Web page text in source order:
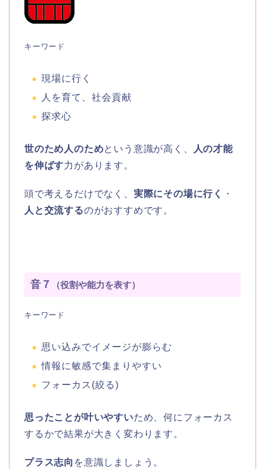
キーワード
現場に行く
人を育て、社会貢献
探求心
世のため人のためという意識が高く、
人の才能
を伸ばす力があります。
頭で考えるだけでなく、 実際にその場に行く
・
人と交流するのがおすすめです。
音７ （役割や能力を表す）
キーワード
思い込みでイメージが膨らむ
情報に敏感で集まりやすい
フォーカス(絞る)
思ったことが叶いやすいため、何にフォーカス
するかで結果が大きく変わります。
プラス志向 を意識しましょう。